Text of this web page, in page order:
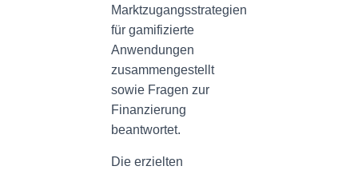
Marktzugangsstrategien
für gamifizierte
Anwendungen
zusammengestellt
sowie Fragen zur
Finanzierung
beantwortet.
Die erzielten